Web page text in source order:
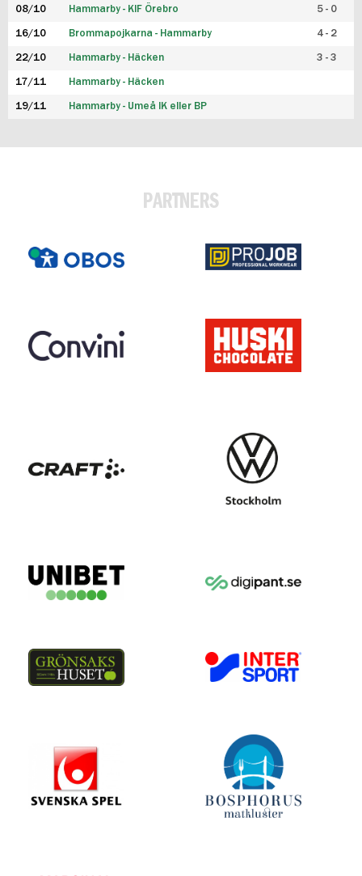
08/10 Hammarby - KIF Örebro 5 - 0
16/10 Brommapojkarna - Hammarby 4 - 2
22/10 Hammarby - Häcken 3 - 3
17/11 Hammarby - Häcken
19/11 Hammarby - Umeå IK eller BP
PARTNERS